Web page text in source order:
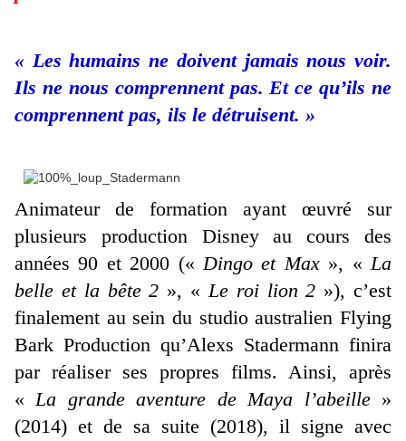
« Les humains ne doivent jamais nous voir.
Ils ne nous comprennent pas. Et ce qu’ils ne
comprennent pas, ils le détruisent. »
Animateur de formation ayant œuvré sur
plusieurs production Disney au cours des
années 90 et 2000 («Dingo et Max», «La
belle et la bête 2 », «Le roi lion 2 »), c’est
finalement au sein du studio australien Flying
Bark Production qu’Alexs Stadermann finira
par réaliser ses propres films. Ainsi, après
«La grande aventure de Maya l’abeille»
(2014) et de sa suite (2018), il signe avec